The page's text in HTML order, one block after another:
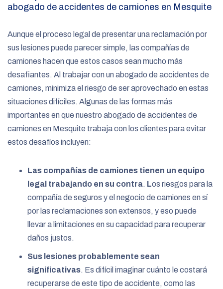
abogado de accidentes de camiones en Mesquite
Aunque el proceso legal de presentar una reclamación por
sus lesiones puede parecer simple, las compañías de
camiones hacen que estos casos sean mucho más
desafiantes. Al trabajar con un abogado de accidentes de
camiones, minimiza el riesgo de ser aprovechado en estas
situaciones difíciles. Algunas de las formas más
importantes en que nuestro abogado de accidentes de
camiones en Mesquite trabaja con los clientes para evitar
estos desafíos incluyen:
Las compañías de camiones tienen un equipo
legal trabajando en su contra. Los riesgos para la
compañía de seguros y el negocio de camiones en sí
por las reclamaciones son extensos, y eso puede
llevar a limitaciones en su capacidad para recuperar
daños justos.
Sus lesiones probablemente sean
significativas. Es difícil imaginar cuánto le costará
recuperarse de este tipo de accidente, como las